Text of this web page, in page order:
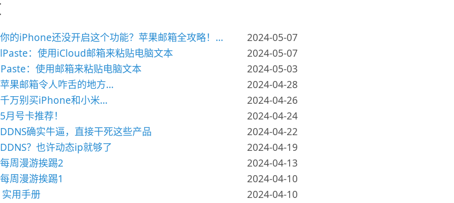
的iPhone还没开启这个功能？苹果邮箱全攻略！...
2024-05-07
：使用iCloud邮箱来粘贴电脑文本
2024-05-07
：使用邮箱来粘贴电脑文本
2024-05-03
果邮箱令人咋舌的地方...
2024-04-28
万别买iPhone和小米...
2024-04-26
月号卡推荐！
2024-04-24
确实牛逼，直接干死这些产品
2024-04-22
？也许动态ip就够了
2024-04-19
周漫游挨踢2
2024-04-13
周漫游挨踢1
2024-04-10
实用手册
2024-04-10